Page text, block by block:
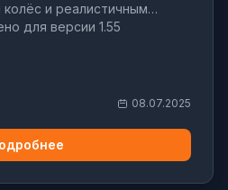
и реалистичным
для версии 1.55
08.07.2025